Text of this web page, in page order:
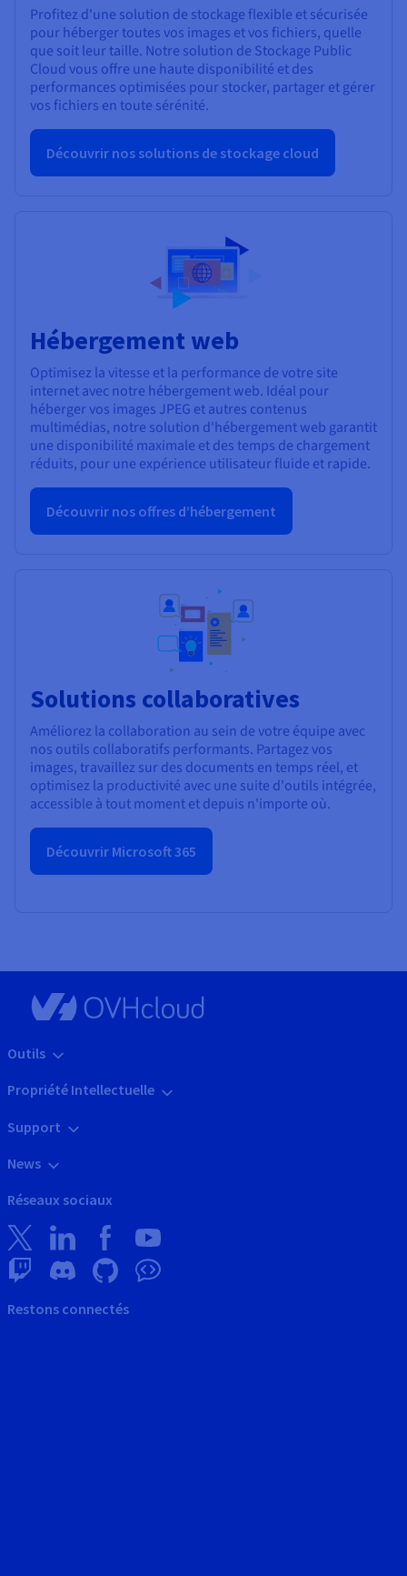
Profitez d'une solution de stockage flexible et sécurisée
pour héberger toutes vos images et vos fichiers, quelle
que soit leur taille. Notre solution de Stockage Public
Cloud vous offre une haute disponibilité et des
performances optimisées pour stocker, partager et gérer
vos fichiers en toute sérénité.
Découvrir nos solutions de stockage cloud
Hébergement web
Optimisez la vitesse et la performance de votre site
internet avec notre hébergement web. Idéal pour
héberger vos images JPEG et autres contenus
multimédias, notre solution d'hébergement web garantit
une disponibilité maximale et des temps de chargement
réduits, pour une expérience utilisateur fluide et rapide.
Découvrir nos offres d’hébergement
Solutions collaboratives
Améliorez la collaboration au sein de votre équipe avec
nos outils collaboratifs performants. Partagez vos
images, travaillez sur des documents en temps réel, et
optimisez la productivité avec une suite d'outils intégrée,
accessible à tout moment et depuis n'importe où.
Découvrir Microsoft 365
Outils
Propriété Intellectuelle
Support
News
Réseaux sociaux
Restons connectés